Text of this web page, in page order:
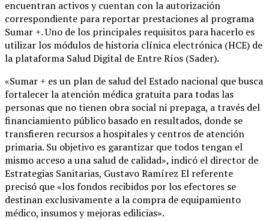
encuentran activos y cuentan con la autorización
correspondiente para reportar prestaciones al programa
Sumar +. Uno de los principales requisitos para hacerlo es
utilizar los módulos de historia clínica electrónica (HCE) de
la plataforma Salud Digital de Entre Ríos (Sader).
«Sumar + es un plan de salud del Estado nacional que busca
fortalecer la atención médica gratuita para todas las
personas que no tienen obra social ni prepaga, a través del
financiamiento público basado en resultados, donde se
transfieren recursos a hospitales y centros de atención
primaria. Su objetivo es garantizar que todos tengan el
mismo acceso a una salud de calidad», indicó el director de
Estrategias Sanitarias, Gustavo Ramírez El referente
precisó que «los fondos recibidos por los efectores se
destinan exclusivamente a la compra de equipamiento
médico, insumos y mejoras edilicias».